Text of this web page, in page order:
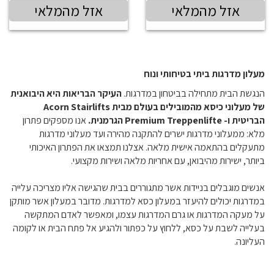
אזל מהמלאי אזל מהמלאי
מעלון מדרגות ביתי בטיחותי ונוח
הנגשת הבית מתחילה בביטחון במדרגות.העיקר הבריאות היא היבואנית
של מעלוני כיסא מהמובילים בעולם מבית Acorn Stairlifts
הבריטית ו- Premium Treppenlifte הגרמנית.
אנו מספקים פתרון
מלא: ממעלוני מדרגות ישרים להתקנה מהירה ועד מעלוני מדרגות
מתעקלים בהתאמה אישית מלאה. אצלנו תמצאו את הפתרון האיכותי
ביותר, ישירות מהיבואן, עם אחריות מלאה ושירות מקצועי.
אנשים מוגבלים בניידות אשר מתגוררים בבית שהגישה אליו מצריכה עלייה
במדרגות יכולים להיעזר במעלון כסא למדרגות. מדובר במעלון אשר מותקן
על מעקה המדרגות או גרם המדרגות עצמו, ומאפשר לאדם המתקשה
בעלייה לשבת על כסא, ללחוץ על כפתור ולהגיע אל פתח הבית או לקומה
העליונה.